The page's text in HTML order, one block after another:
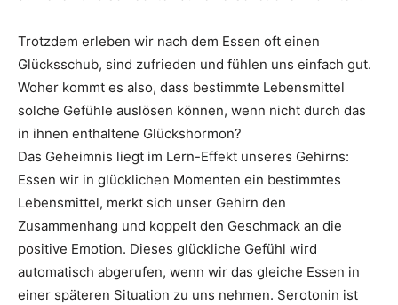
Trotzdem erleben wir nach dem Essen oft einen
Glücksschub, sind zufrieden und fühlen uns einfach gut.
Woher kommt es also, dass bestimmte Lebensmittel
solche Gefühle auslösen können, wenn nicht durch das
in ihnen enthaltene Glückshormon?
Das Geheimnis liegt im Lern-Effekt unseres Gehirns:
Essen wir in glücklichen Momenten ein bestimmtes
Lebensmittel, merkt sich unser Gehirn den
Zusammenhang und koppelt den Geschmack an die
positive Emotion. Dieses glückliche Gefühl wird
automatisch abgerufen, wenn wir das gleiche Essen in
einer späteren Situation zu uns nehmen. Serotonin ist